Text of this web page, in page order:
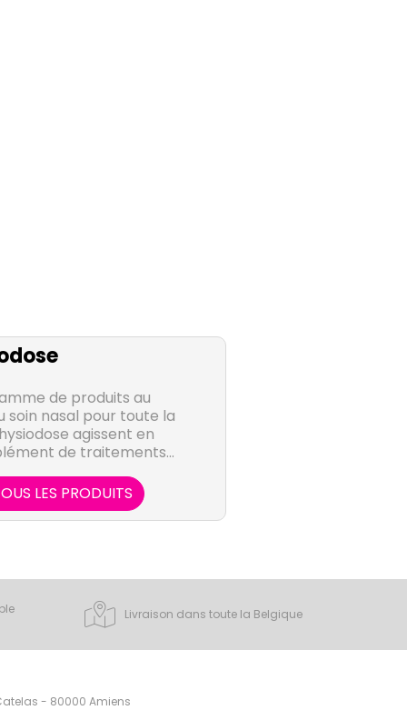
de produits au
soin nasal pour toute la
agissent en
de traitements
LES PRODUITS
Livraison dans toute la Belgique
- 80000 Amiens